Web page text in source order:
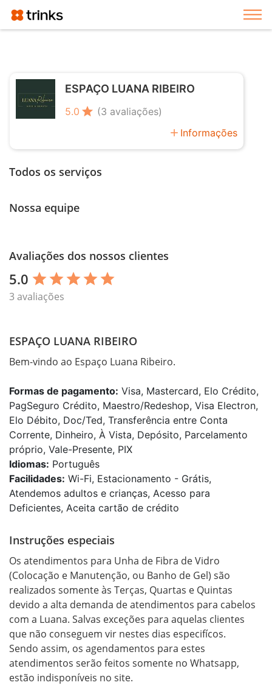
ESPAÇO LUANA RIBEIRO
5.0 star (3 avaliações)
add Informações
Todos os serviços
Nossa equipe
Avaliações dos nossos clientes
5.0 star star star star star
3 avaliações
ESPAÇO LUANA RIBEIRO
Bem-vindo ao Espaço Luana Ribeiro.
Formas de pagamento: Visa, Mastercard, Elo Crédito,
PagSeguro Crédito, Maestro/Redeshop, Visa Electron,
Elo Débito, Doc/Ted, Transferência entre Conta
Corrente, Dinheiro, À Vista, Depósito, Parcelamento
próprio, Vale-Presente, PIX
Idiomas: Português
Facilidades: Wi-Fi, Estacionamento - Grátis,
Atendemos adultos e crianças, Acesso para
Deficientes, Aceita cartão de crédito
Instruções especiais
Os atendimentos para Unha de Fibra de Vidro
(Colocação e Manutenção, ou Banho de Gel) são
realizados somente às Terças, Quartas e Quintas
devido a alta demanda de atendimentos para cabelos
com a Luana. Salvas exceções para aquelas clientes
que não conseguem vir nestes dias especifícos.
Sendo assim, os agendamentos para estes
atendimentos serão feitos somente no Whatsapp,
estão indisponíveis no site.